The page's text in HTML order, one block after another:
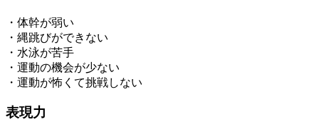
・体幹が弱い
・縄跳びができない
・水泳が苦手
・運動の機会が少ない
・運動が怖くて挑戦しない
表現力